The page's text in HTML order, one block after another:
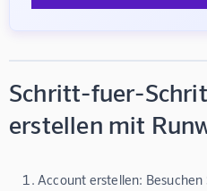
Schritt-fuer-
erstellen mit
Account erstellen: